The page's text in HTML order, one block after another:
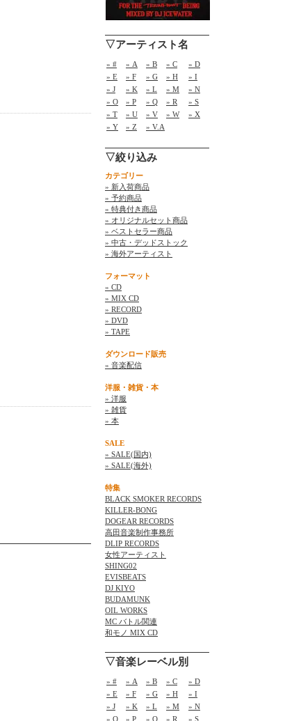
▽アーティスト名
» # » A » B » C
» D
» E
» F » G » H
» I
» J
» K » L » M
» N
» O
» P » Q » R
» S
» T
» U » V » W
» X
» Y
» Z » V.A
▽絞り込み
カテゴリー
» 新入荷商品
» 予約商品
» 特典付き商品
» オリジナルセット商品
» ベストセラー商品
» 中古・デッドストック
» 海外アーティスト
フォーマット
» CD
» MIX CD
» RECORD
» DVD
» TAPE
ダウンロード販売
» 音楽配信
洋服・雑貨・本
» 洋服
» 雑貨
» 本
SALE
» SALE(国内)
» SALE(海外)
特集
BLACK SMOKER RECORDS
KILLER-BONG
DOGEAR RECORDS
高田音楽制作事務所
DLIP RECORDS
女性アーティスト
SHING02
EVISBEATS
DJ KIYO
BUDAMUNK
OIL WORKS
MC バトル関連
和モノ MIX CD
▽音楽レーベル別
» # » A » B » C
» D
» E
» F » G » H
» I
» J
» K » L » M
» N
» O
» P » Q » R
» S